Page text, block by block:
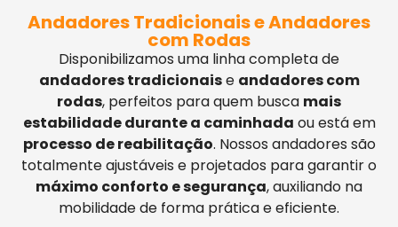
Andadores Tradicionais e Andadores
com Rodas
Disponibilizamos uma linha completa de
andadores tradicionaise andadores com
rodas, perfeitos para quem busca mais
estabilidade durante a caminhada ou está em
processo de reabilitação. Nossos andadores são
totalmente ajustáveis e projetados para garantir o
máximo conforto e segurança, auxiliando na
mobilidade de forma prática e eficiente.